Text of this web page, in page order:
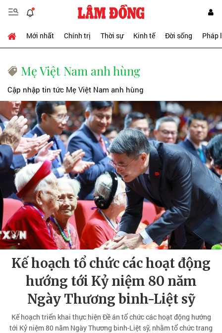
Mới nhất Chính trị Thời sự Kinh tế Đời sống Pháp
Mẹ Việt Nam anh hùng
Cập nhập tin tức Mẹ Việt Nam anh hùng
Kế hoạch tổ chức các hoạt động
hướng tới Kỷ niệm 80 năm
Ngày Thương binh-Liệt sỹ
Kế hoạch triển khai thực hiện Đề án tổ chức các hoạt động hướng
tới Kỷ niệm 80 năm Ngày Thương binh-Liệt sỹ, nhằm tổ chức trang